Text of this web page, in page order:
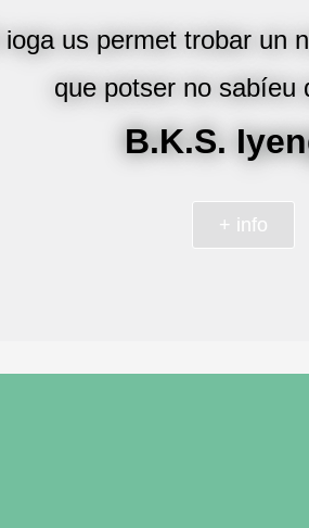
ioga us permet trobar un
que potser no sabíeu
B.K.S.
+ info